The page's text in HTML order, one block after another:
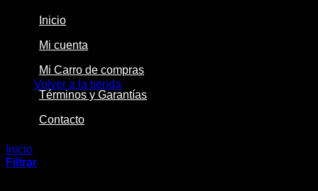
Volver a la tienda
Inicio
Mi cuenta
Mi Carro de compras
Términos y Garantías
Contacto
Inicio
Filtrar